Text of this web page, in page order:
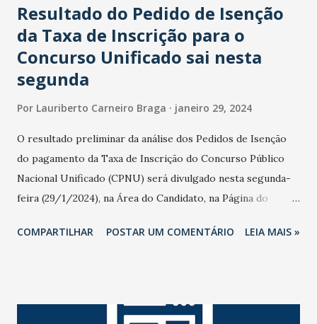
Resultado do Pedido de Isenção
da Taxa de Inscrição para o
Concurso Unificado sai nesta
segunda
Por Lauriberto Carneiro Braga janeiro 29, 2024
O resultado preliminar da análise dos Pedidos de Isenção
do pagamento da Taxa de Inscrição do Concurso Público
Nacional Unificado (CPNU) será divulgado nesta segunda-
feira (29/1/2024), na Área do Candidato, na Página do
br/concursonacional/editais/editais ) , que é organizado
senha. Taxa: O prazo para os candidatos interessados em
COMPARTILHAR POSTAR UM COMENTÁRIO LEIA MAIS »